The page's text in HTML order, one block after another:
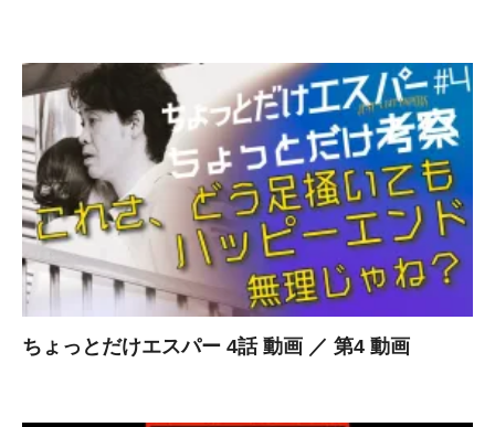
ちょっとだけエスパー 4話 動画 ／ 第4 動画